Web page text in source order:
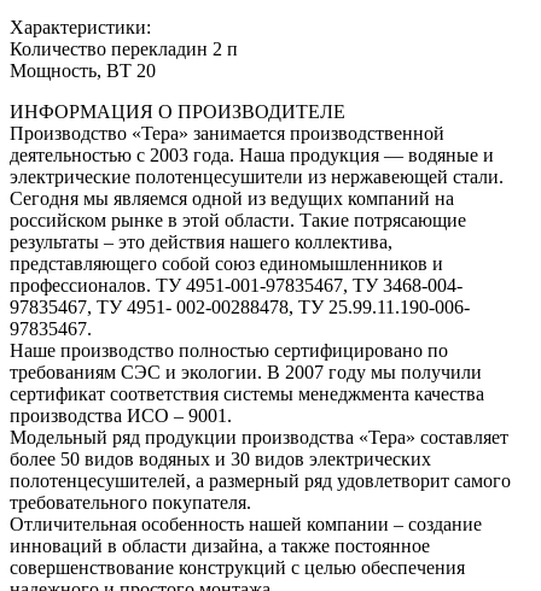
Характеристики:
Количество перекладин 2 п
Мощность, ВТ 20
ИНФОРМАЦИЯ О ПРОИЗВОДИТЕЛЕ
Производство «Тера» занимается производственной
деятельностью с 2003 года. Наша продукция — водяные и
электрические полотенцесушители из нержавеющей стали.
Сегодня мы являемся одной из ведущих компаний на
российском рынке в этой области. Такие потрясающие
результаты – это действия нашего коллектива,
представляющего собой союз единомышленников и
профессионалов. ТУ 4951-001-97835467, ТУ 3468-004-
97835467, ТУ 4951- 002-00288478, ТУ 25.99.11.190-006-
97835467.
Наше производство полностью сертифицировано по
требованиям СЭС и экологии. В 2007 году мы получили
сертификат соответствия системы менеджмента качества
производства ИСО – 9001.
Модельный ряд продукции производства «Тера» составляет
более 50 видов водяных и 30 видов электрических
полотенцесушителей, а размерный ряд удовлетворит самого
требовательного покупателя.
Отличительная особенность нашей компании – создание
инноваций в области дизайна, а также постоянное
совершенствование конструкций с целью обеспечения